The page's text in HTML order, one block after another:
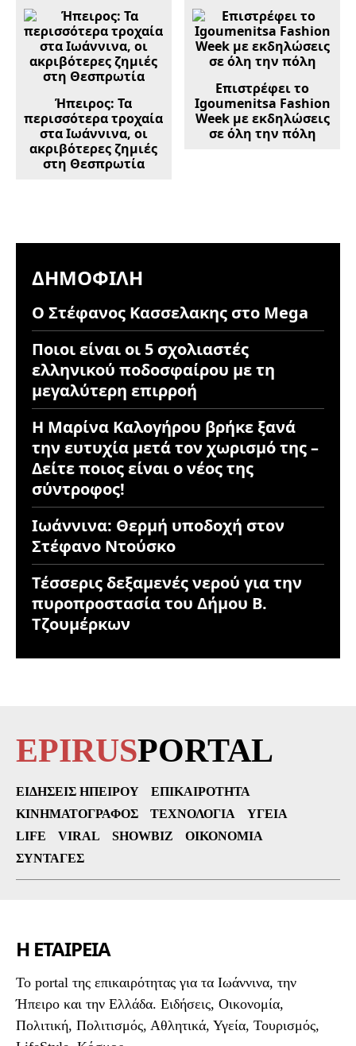
Ήπειρος: Τα
περισσότερα τροχαία
στα Ιωάννινα, οι
ακριβότερες ζημιές
στη Θεσπρωτία
Επιστρέφει το
Igoumenitsa Fashion
Week με εκδηλώσεις
σε όλη την πόλη
ΔΗΜΟΦΙΛΉ
Ο Στέφανος Κασσελακης στο Mega
Ποιοι είναι οι 5 σχολιαστές
ελληνικού ποδοσφαίρου με τη
μεγαλύτερη επιρροή
Η Μαρίνα Καλογήρου βρήκε ξανά
την ευτυχία μετά τον χωρισμό της –
Δείτε ποιος είναι ο νέος της
σύντροφος!
Ιωάννινα: Θερμή υποδοχή στον
Στέφανο Ντούσκο
Τέσσερις δεξαμενές νερού για την
πυροπροστασία του Δήμου Β.
Τζουμέρκων
EPIRUSPORTAL
ΕΙΔΉΣΕΙΣ ΗΠΕΊΡΟΥ
ΕΠΙΚΑΙΡΌΤΗΤΑ
ΚΙΝΗΜΑΤΟΓΡΆΦΟΣ
ΤΕΧΝΟΛΟΓΊΑ
ΥΓΕΊΑ
LIFE
VIRAL SHOWBIZ
ΟΙΚΟΝΟΜΊΑ
ΣΥΝΤΑΓΈΣ
Η ΕΤΑΙΡΕΙΑ
To portal της επικαιρότητας για τα Ιωάννινα, την
Ήπειρο και την Ελλάδα. Ειδήσεις, Οικονομία,
Πολιτική, Πολιτισμός, Αθλητικά, Υγεία, Τουρισμός,